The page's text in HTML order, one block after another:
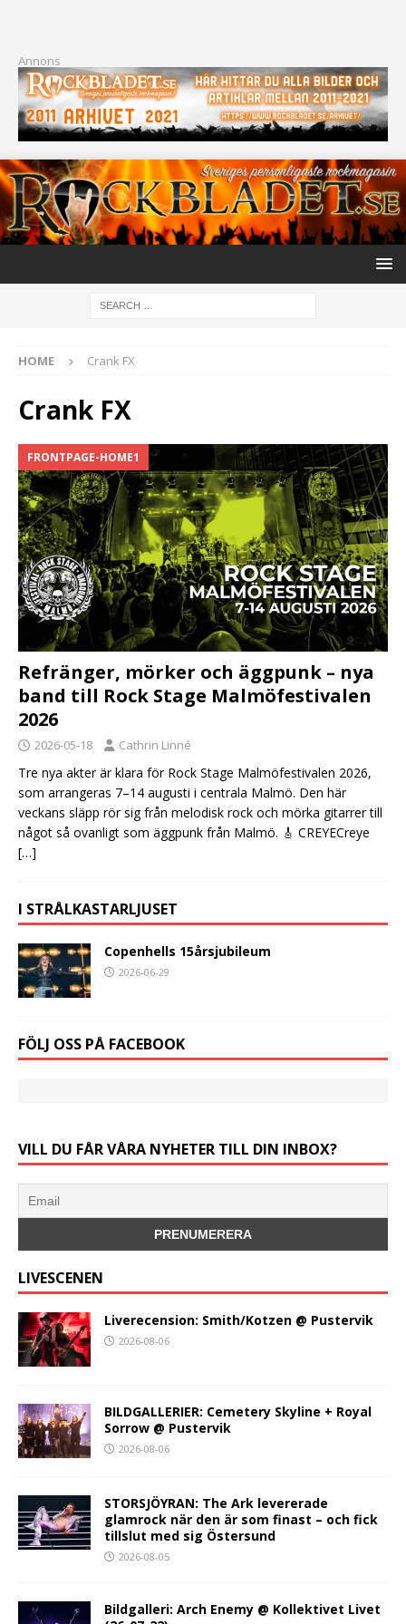
Annons
HOME Crank FX
Crank FX
FRONTPAGE-HOME1
Refränger, mörker och äggpunk – nya
band till Rock Stage Malmöfestivalen
2026
2026-05-18 Cathrin Linné
Tre nya akter är klara för Rock Stage Malmöfestivalen 2026,
som arrangeras 7–14 augusti i centrala Malmö. Den här
veckans släpp rör sig från melodisk rock och mörka gitarrer till
något så ovanligt som äggpunk från Malmö. 🎸 CREYECreye
[…]
I STRÅLKASTARLJUSET
Copenhells 15årsjubileum
2026-06-29
FÖLJ OSS PÅ FACEBOOK
VILL DU FÅR VÅRA NYHETER TILL DIN INBOX?
LIVESCENEN
Liverecension: Smith/Kotzen @ Pustervik
2026-08-06
BILDGALLERIER: Cemetery Skyline + Royal
Sorrow @ Pustervik
2026-08-06
STORSJÖYRAN: The Ark levererade
glamrock när den är som finast – och fick
tillslut med sig Östersund
2026-08-05
Bildgalleri: Arch Enemy @ Kollektivet Livet